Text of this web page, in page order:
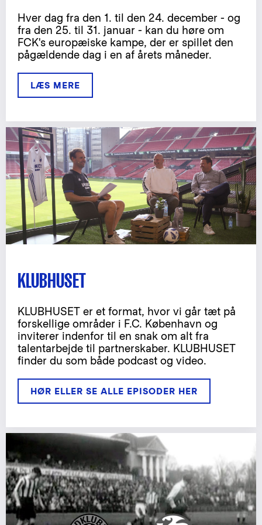
Hver dag fra den 1. til den 24. december - og
fra den 25. til 31. januar - kan du høre om
FCK's europæiske kampe, der er spillet den
pågældende dag i en af årets måneder.
LÆS MERE
KLUBHUSET
KLUBHUSET er et format, hvor vi går tæt på
forskellige områder i F.C. København og
inviterer indenfor til en snak om alt fra
talentarbejde til partnerskaber. KLUBHUSET
finder du som både podcast og video.
HØR ELLER SE ALLE EPISODER HER